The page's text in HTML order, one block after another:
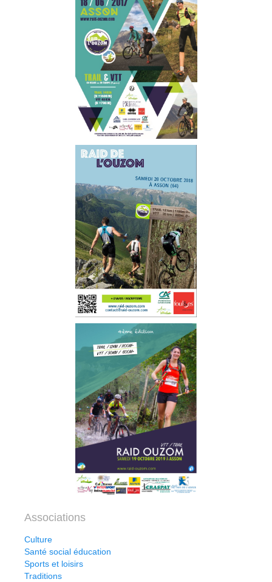
Associations
Culture
Santé social éducation
Sports et loisirs
Traditions